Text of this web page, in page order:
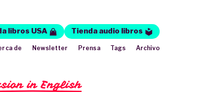
in English
libros USA
Tienda audio libros
de Newsletter Prensa Tags Archivo